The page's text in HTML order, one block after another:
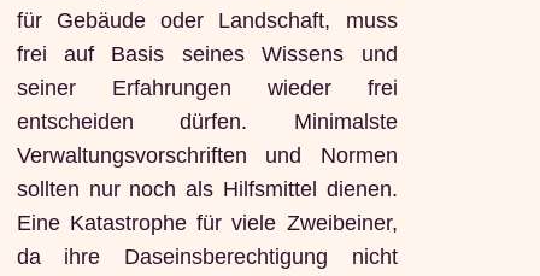
für Gebäude oder Landschaft, muss
frei auf Basis seines Wissens und
seiner Erfahrungen wieder frei
entscheiden dürfen. Minimalste
Verwaltungsvorschriften und Normen
sollten nur noch als Hilfsmittel dienen.
Eine Katastrophe für viele Zweibeiner,
da ihre Daseinsberechtigung nicht